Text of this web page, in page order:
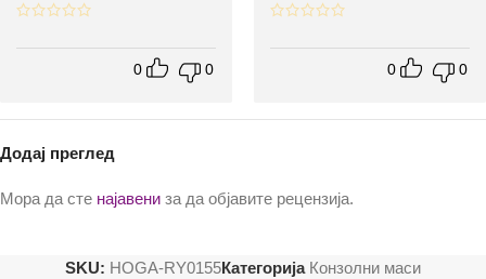
0 0 0 0
Додај преглед
Мора да сте најавени за да објавите рецензија.
SKU: HOGA-RY0155Категорија Конзолни маси